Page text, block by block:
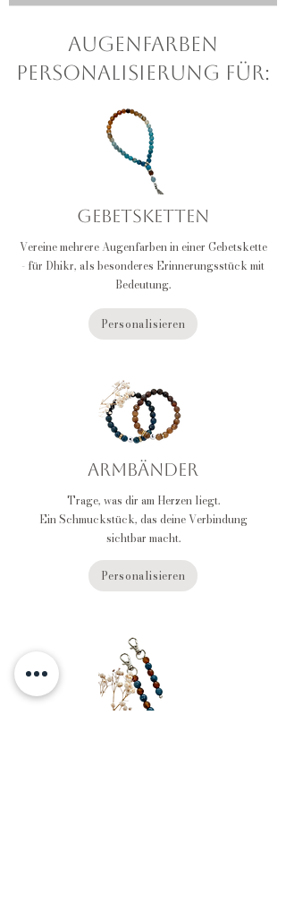
AUGENFARBEN
PERSONALISIERUNG für:
Gebetsketten
Vereine mehrere Augenfarben in einer Gebetskette
- für Dhikr, als besonderes Erinnerungsstück mit
Bedeutung.
Personalisieren
Armbänder
Trage, was dir am Herzen liegt.
Ein Schmuckstück, das deine Verbindung
sichtbar macht.
Personalisieren